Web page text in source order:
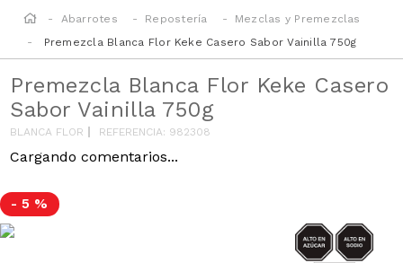
Abarrotes Repostería
Mezclas y Premezclas
Premezcla Blanca Flor Keke Casero Sabor Vainilla 750g
Premezcla Blanca Flor Keke Casero
Sabor Vainilla 750g
BLANCA FLOR REFERENCIA: 982308